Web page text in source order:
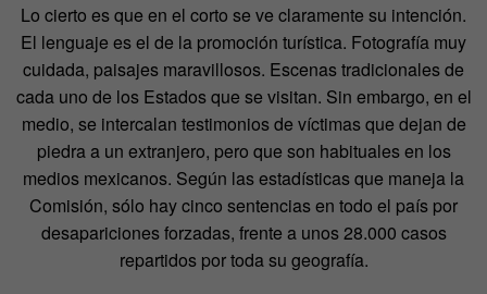
Lo cierto es que en el corto se ve claramente su intención.
El lenguaje es el de la promoción turística. Fotografía muy
cuidada, paisajes maravillosos. Escenas tradicionales de
cada uno de los Estados que se visitan. Sin embargo, en el
medio, se intercalan testimonios de víctimas que dejan de
piedra a un extranjero, pero que son habituales en los
medios mexicanos. Según las estadísticas que maneja la
Comisión, sólo hay cinco sentencias en todo el país por
desapariciones forzadas, frente a unos 28.000 casos
repartidos por toda su geografía.